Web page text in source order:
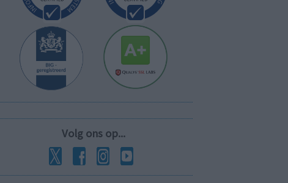
Volg ons op...